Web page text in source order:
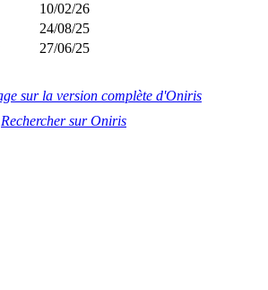
10/02/26
24/08/25
27/06/25
sur la version complète d'Oniris
Rechercher sur Oniris